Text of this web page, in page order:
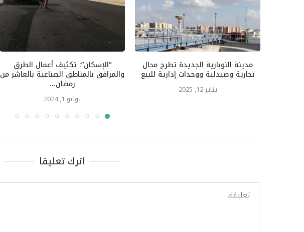
مدينة النوبارية الجديدة تطرح محال
تجارية وصيدلية ووحدات إدارية للبيع
يناير 12, 2025
“الإسكان”: تكثيف أعمال الطرق
والمرافق بالمناطق الصناعية بالعاشر من
رمضان...
يوليو 1, 2024
اترك تعليقا